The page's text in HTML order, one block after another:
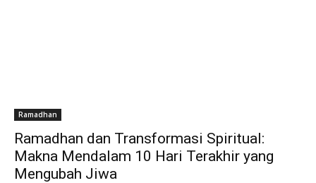
Ramadhan
Ramadhan dan Transformasi Spiritual:
Makna Mendalam 10 Hari Terakhir yang
Mengubah Jiwa